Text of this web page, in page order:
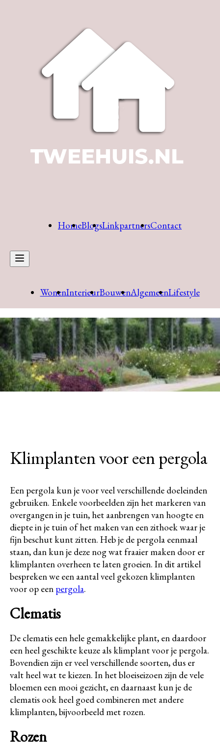
HomeBlogsLinkpartnersContact
WonenInterieurBouwenAlgemeenLifestyle
Klimplanten voor een pergola
Een pergola kun je voor veel verschillende doeleinden
gebruiken. Enkele voorbeelden zijn het markeren van
overgangen in je tuin, het aanbrengen van hoogte en
diepte in je tuin of het maken van een zithoek waar je
fijn beschut kunt zitten. Heb je de pergola eenmaal
staan, dan kun je deze nog wat fraaier maken door er
klimplanten overheen te laten groeien. In dit artikel
bespreken we een aantal veel gekozen klimplanten
voor op een pergola.
Clematis
De clematis een hele gemakkelijke plant, en daardoor
een heel geschikte keuze als klimplant voor je pergola.
Bovendien zijn er veel verschillende soorten, dus er
valt heel wat te kiezen. In het bloeiseizoen zijn de vele
bloemen een mooi gezicht, en daarnaast kun je de
clematis ook heel goed combineren met andere
klimplanten, bijvoorbeeld met rozen.
Rozen